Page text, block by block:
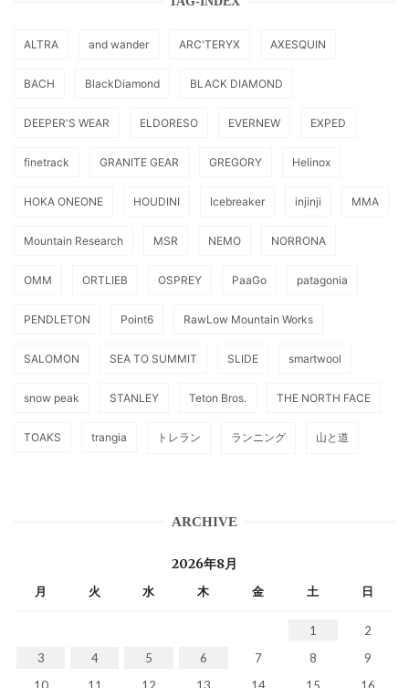
ALTRA and wander ARC'TERYX AXESQUIN
BACH BlackDiamond BLACK DIAMOND
DEEPER'S WEAR ELDORESO EVERNEW EXPED
finetrack GRANITE GEAR GREGORY Helinox
HOKA ONEONE HOUDINI Icebreaker injinji MMA
Mountain Research MSR NEMO NORRONA
OMM ORTLIEB OSPREY PaaGo patagonia
PENDLETON Point6 RawLow Mountain Works
SALOMON SEA TO SUMMIT SLIDE smartwool
snow peak STANLEY Teton Bros. THE NORTH FACE
TOAKS trangia トレラン ランニング 山と道
ARCHIVE
2026年8月
月 火 水 木 金 土 日
1
2
3
4 5 6 7 8
9